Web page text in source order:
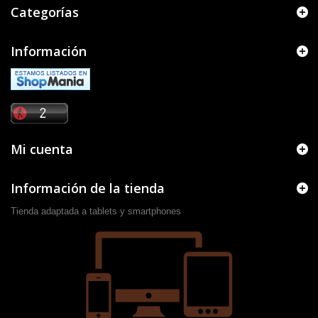
Categorías
Información
Mi cuenta
Información de la tienda
Tienda adaptada a tablets y smartphones